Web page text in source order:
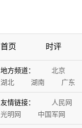
首页 时评
地方频道： 北京
湖北
湖南 广东
友情链接： 人民网
光明网
中国军网